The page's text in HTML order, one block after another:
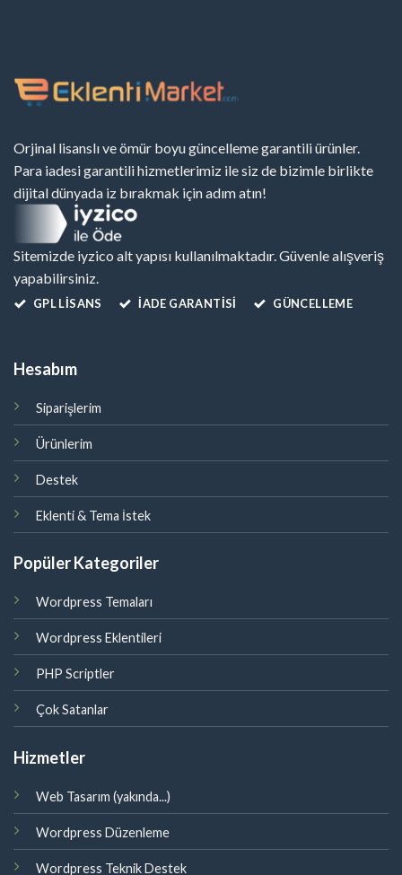
Orjinal lisanslı ve ömür boyu güncelleme garantili ürünler.
Para iadesi garantili hizmetlerimiz ile siz de bizimle birlikte
dijital dünyada iz bırakmak için adım atın!
Sitemizde iyzico alt yapısı kullanılmaktadır. Güvenle alışveriş
yapabilirsiniz.
GPL LISANS İADE GARANTİSİ GÜNCELLEME
Hesabım
Siparişlerim
Ürünlerim
Destek
Eklenti & Tema İstek
Popüler Kategoriler
Wordpress Temaları
Wordpress Eklentileri
PHP Scriptler
Çok Satanlar
Hizmetler
Web Tasarım (yakında...)
Wordpress Düzenleme
Wordpress Teknik Destek